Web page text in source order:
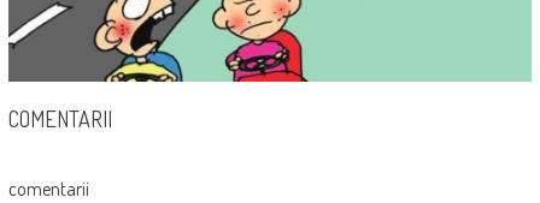
COMENTARII
comentarii